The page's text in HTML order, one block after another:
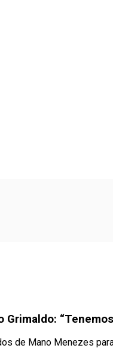
de Mano Menezes